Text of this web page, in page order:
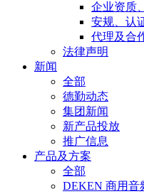
企业资质
安规、认
代理及合
法律声明
新闻
全部
德勤动态
集团新闻
新产品投放
推广信息
产品及方案
全部
DEKEN 商用音